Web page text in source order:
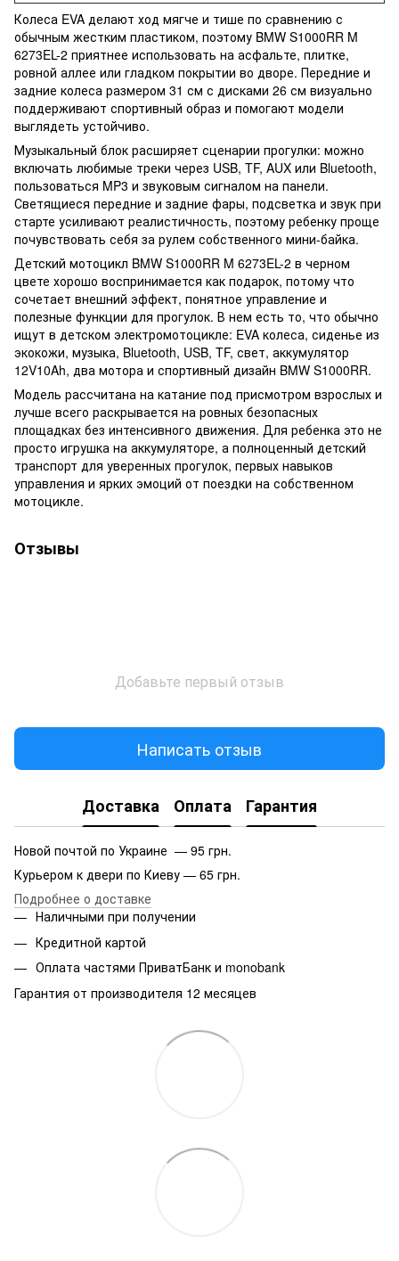
Колеса EVA делают ход мягче и тише по сравнению с
обычным жестким пластиком, поэтому BMW S1000RR M
6273EL-2 приятнее использовать на асфальте, плитке,
ровной аллее или гладком покрытии во дворе. Передние и
задние колеса размером 31 см с дисками 26 см визуально
поддерживают спортивный образ и помогают модели
выглядеть устойчиво.
Музыкальный блок расширяет сценарии прогулки: можно
включать любимые треки через USB, TF, AUX или Bluetooth,
пользоваться MP3 и звуковым сигналом на панели.
Светящиеся передние и задние фары, подсветка и звук при
старте усиливают реалистичность, поэтому ребенку проще
почувствовать себя за рулем собственного мини-байка.
Детский мотоцикл BMW S1000RR M 6273EL-2 в черном
цвете хорошо воспринимается как подарок, потому что
сочетает внешний эффект, понятное управление и
полезные функции для прогулок. В нем есть то, что обычно
ищут в детском электромотоцикле: EVA колеса, сиденье из
экокожи, музыка, Bluetooth, USB, TF, свет, аккумулятор
12V10Ah, два мотора и спортивный дизайн BMW S1000RR.
Модель рассчитана на катание под присмотром взрослых и
лучше всего раскрывается на ровных безопасных
площадках без интенсивного движения. Для ребенка это не
просто игрушка на аккумуляторе, а полноценный детский
транспорт для уверенных прогулок, первых навыков
управления и ярких эмоций от поездки на собственном
мотоцикле.
Отзывы
Добавьте первый отзыв
Написать отзыв
Доставка Оплата Гарантия
Новой почтой по Украине — 95 грн.
Курьером к двери по Киеву — 65 грн.
Подробнее о доставке
Наличными при получении
Кредитной картой
Оплата частями ПриватБанк и monobank
Гарантия от производителя 12 месяцев